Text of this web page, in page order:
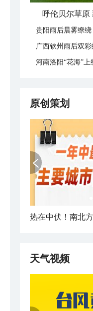
呼伦贝尔草原
贵阳雨后晨雾缭
广西钦州雨后双
河南洛阳“花海”
原创策划
天气视频